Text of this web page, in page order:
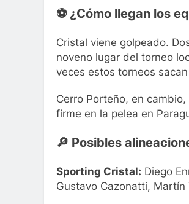
⚽ ¿Cómo llegan los
Cristal viene golpeado.
noveno lugar del torneo
veces estos torneos
Cerro Porteño, en
firme en la pelea en
🔎 Posibles
Sporting Cristal: Diego
Gustavo Cazonatti, Martín